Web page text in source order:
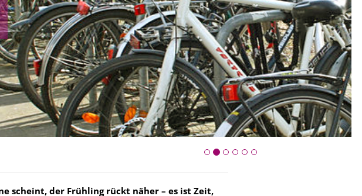
scheint, der Frühling rückt näher – es ist Zeit,